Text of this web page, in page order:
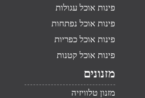
פינות אוכל עגולות
פינות אוכל נפתחות
פינות אוכל כפריות
פינות אוכל קטנות
מזנונים
מזנון טלוויזיה